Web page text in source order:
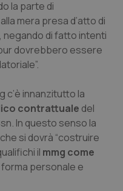
Collo
la parte di
mera presa d’atto di
negando di fatto intenti
dovrebbero essere
c’è innanzitutto la
contrattuale del
In questo senso la
si dovrà “costruire
il mmg come
forma personale e